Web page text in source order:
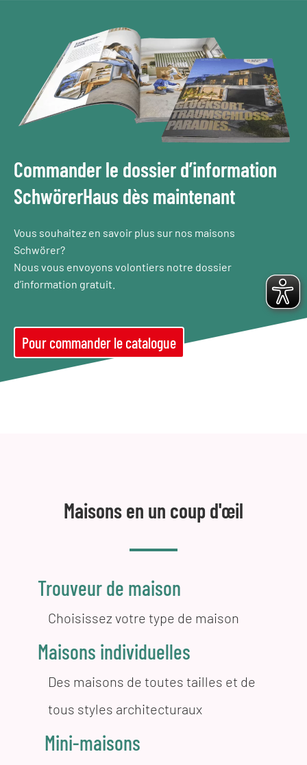
Commander le dossier d’information
SchwörerHaus dès maintenant
Vous souhaitez en savoir plus sur nos maisons
Schwörer?
Nous vous envoyons volontiers notre dossier
d’information gratuit.
Pour commander le catalogue
Maisons en un coup d'œil
Trouveur de maison
Choisissez votre type de maison
Maisons individuelles
Des maisons de toutes tailles et de
tous styles architecturaux
Mini-maisons